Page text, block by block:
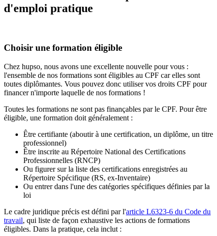
d'emploi pratique
Choisir une formation éligible
Chez hupso, nous avons une excellente nouvelle pour vous :
l'ensemble de nos formations sont éligibles au CPF car elles sont
toutes diplômantes. Vous pouvez donc utiliser vos droits CPF pour
financer n'importe laquelle de nos formations !
Toutes les formations ne sont pas finançables par le CPF. Pour être
éligible, une formation doit généralement :
Être certifiante (aboutir à une certification, un diplôme, un titre
professionnel)
Être inscrite au Répertoire National des Certifications
Professionnelles (RNCP)
Ou figurer sur la liste des certifications enregistrées au
Répertoire Spécifique (RS, ex-Inventaire)
Ou entrer dans l'une des catégories spécifiques définies par la
loi
Le cadre juridique précis est défini par l'article L6323-6 du Code du
travail, qui liste de façon exhaustive les actions de formations
éligibles. Dans la pratique, cela inclut :